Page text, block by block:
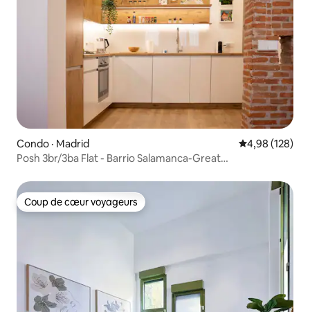
Condo · Madrid Note
4,98 (128)
Posh 3br/3ba Flat - Barrio Salamanca-Great
Coup de cœur voyageurs
Coup de cœur voyageurs